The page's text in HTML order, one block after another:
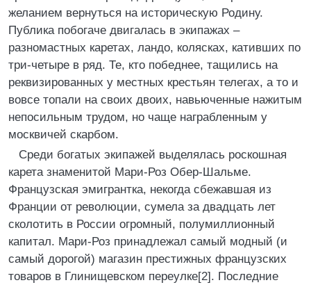
желанием вернуться на историческую Родину.
Публика побогаче двигалась в экипажах –
разномастных каретах, ландо, колясках, кативших по
три-четыре в ряд. Те, кто победнее, тащились на
реквизированных у местных крестьян телегах, а то и
вовсе топали на своих двоих, навьюченные нажитым
непосильным трудом, но чаще награбленным у
москвичей скарбом.
Среди богатых экипажей выделялась роскошная
карета знаменитой Мари-Роз Обер-Шальме.
Французская эмигрантка, некогда сбежавшая из
Франции от революции, сумела за двадцать лет
сколотить в России огромный, полумиллионный
капитал. Мари-Роз принадлежал самый модный (и
самый дорогой) магазин престижных французских
товаров в Глинищевском переулке[2]. Последние